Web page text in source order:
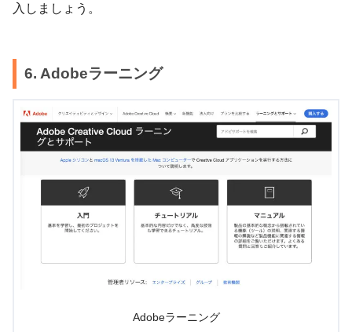
入しましょう。
6. Adobeラーニング
Adobeラーニング